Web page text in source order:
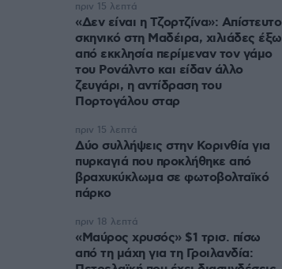
«Δεν είναι η Τζορτζίνα»: Απίστευτο
σκηνικό στη Μαδέιρα, χιλιάδες έξω
από εκκλησία περίμεναν τον γάμο
του Ρονάλντο και είδαν άλλο
ζευγάρι, η αντίδραση του
Πορτογάλου σταρ
πριν 15 λεπτά
Δύο συλλήψεις στην Κορινθία για
πυρκαγιά που προκλήθηκε από
βραχυκύκλωμα σε φωτοβολταϊκό
πάρκο
πριν 15 λεπτά
«Μαύρος χρυσός» $1 τρισ. πίσω
από τη μάχη για τη Γροιλανδία:
πριν 18 λεπτά